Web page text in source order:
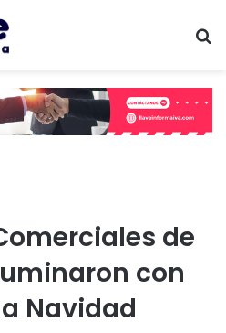
de
con
Navidad